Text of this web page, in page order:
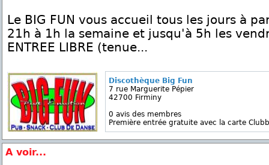
Le BIG FUN vous accueil tous les jours à
21h à 1h la semaine et jusqu'à 5h les
ENTREE LIBRE (tenue...
Discothèque Big Fun
7 rue Marguerite Pépier
42700 Firminy
0 avis des membres
Première entrée gratuite avec la carte
A voir...